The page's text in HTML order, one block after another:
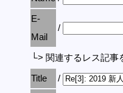
E-
Mail
/
└> 関連するレス記事
Title
/